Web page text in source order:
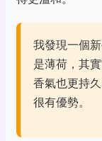
我發現一個
是薄荷，其
香氣也更持
很有優勢。